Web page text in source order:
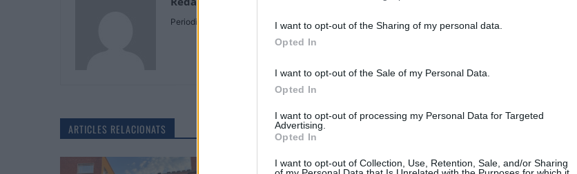
I want to opt-out of the Sharing of my personal data.
Opted In
I want to opt-out of the Sale of my Personal Data.
Opted In
I want to opt-out of processing my Personal Data for Targeted
Advertising.
Opted In
I want to opt-out of Collection, Use, Retention, Sale, and/or Sharing
Periodistes
ARTICLES RELACIONATS